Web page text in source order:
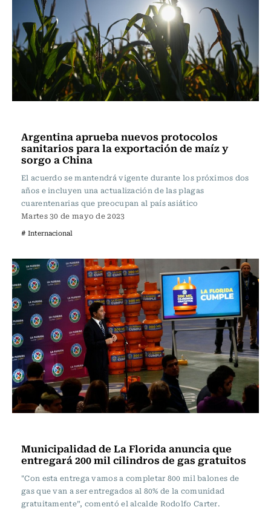
Argentina aprueba nuevos protocolos
sanitarios para la exportación de maíz y
sorgo a China
El acuerdo se mantendrá vigente durante los próximos dos
años e incluyen una actualización de las plagas
cuarentenarias que preocupan al país asiático
Martes 30 de mayo de 2023
# Internacional
Municipalidad de La Florida anuncia que
entregará 200 mil cilindros de gas gratuitos
"Con esta entrega vamos a completar 800 mil balones de
gas que van a ser entregados al 80% de la comunidad
gratuitamente”, comentó el alcalde Rodolfo Carter.